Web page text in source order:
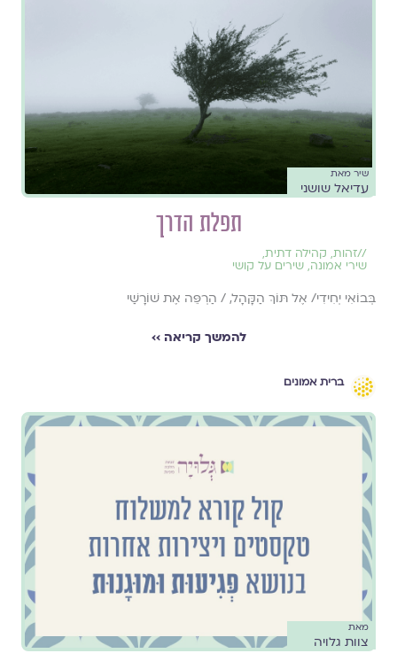
שיר מאת
עדיאל שושני
תפלת הדרך
//זהות, קהילה דתית,
שירי אמונה, שירים על קושי
בְּבוֹאִי יְחִידִי/ אֶל תּוֹךְ הַקָּהָל, / הַרְפֵּה אֶת שׁוֹרָשַׁי
להמשך קריאה ››
ברית אמונים
מאת
צוות גלויה